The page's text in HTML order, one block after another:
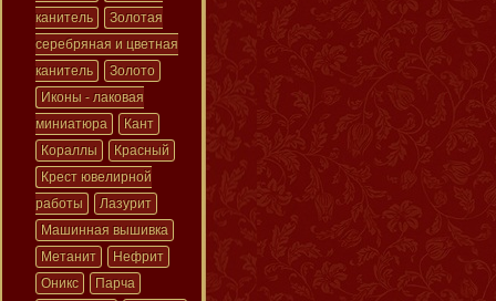
канитель
Золотая
серебряная и цветная
канитель
Золото
Иконы - лаковая
миниатюра
Кант
Кораллы
Красный
Крест ювелирной
работы
Лазурит
Машинная вышивка
Метанит
Нефрит
Оникс
Парча